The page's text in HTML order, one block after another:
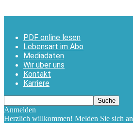
PDF online lesen
Lebensart im Abo
Mediadaten
Wir über uns
Kontakt
Karriere
Anmelden
Herzlich willkommen! Melden Sie sich an